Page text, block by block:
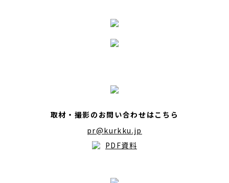
取材・撮影のお問い合わせはこちら
pr@kurkku.jp
PDF資料